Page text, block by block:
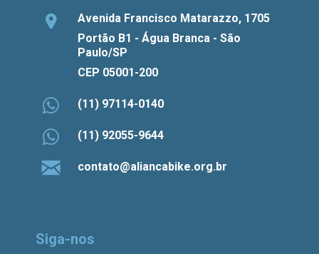
Avenida Francisco Matarazzo, 1705
Portão B1 - Água Branca - São
Paulo/SP
CEP 05001-200
(11) 97114-0140
(11) 92055-9644
contato@aliancabike.org.br
Siga-nos